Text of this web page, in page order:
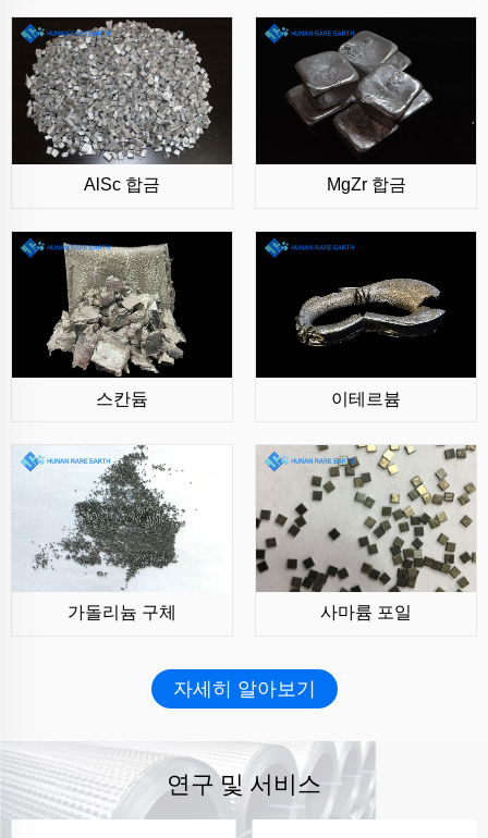
AlSc 합금 MgZr 합금
스칸듐 이테르븀
가돌리늄 구체 사마륨 포일
자세히 알아보기
연구 및 서비스